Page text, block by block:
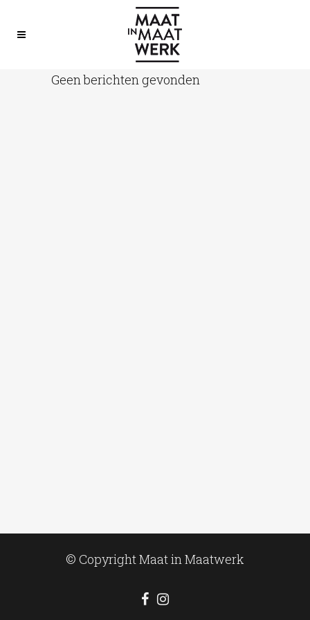
Geen berichten gevonden
© Copyright Maat in Maatwerk